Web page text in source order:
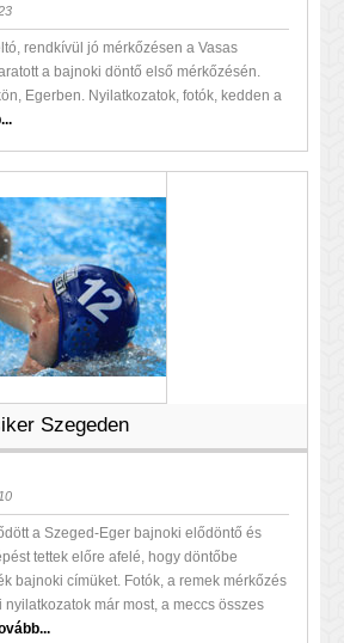
rendkívül jó mérkőzésen a Vasas
a bajnoki döntő első mérkőzésén.
Egerben. Nyilatkozatok, fotók, kedden a
Szegeden
a Szeged-Eger bajnoki elődöntő és
tettek előre afelé, hogy döntőbe
bajnoki címüket. Fotók, a remek mérkőzés
már most, a meccs összes